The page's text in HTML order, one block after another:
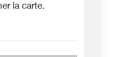
la carte.